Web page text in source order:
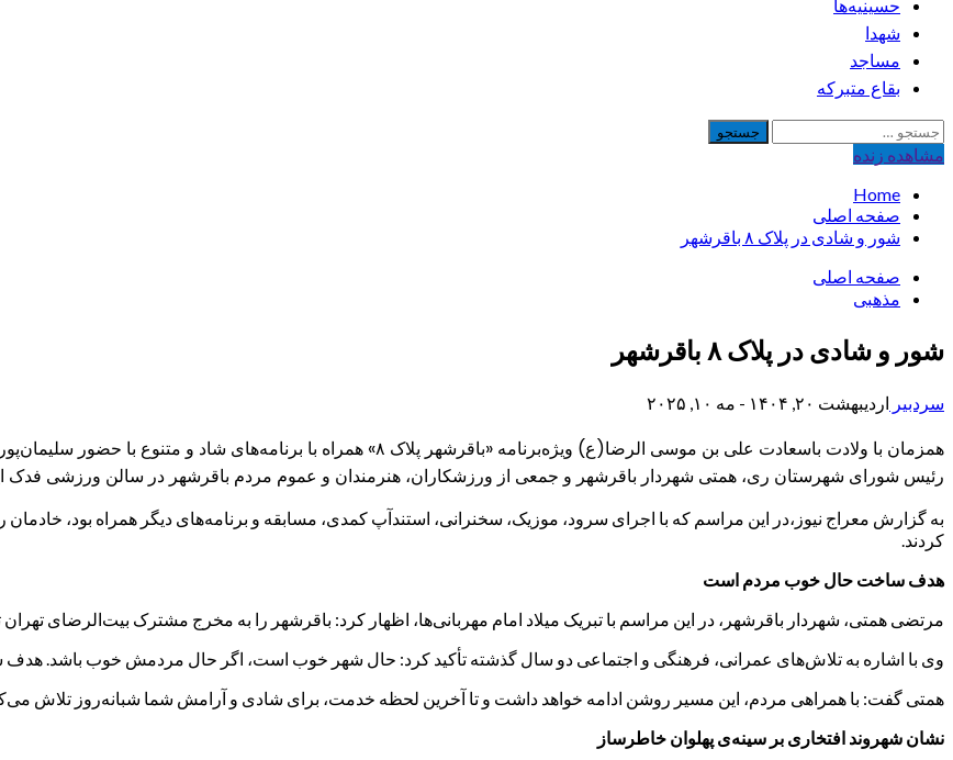
حسینیه‌ها
شهدا
مساجد
بقاع متبرکه
جستجو
برای:
مشاهده‌ زنده
Home
صفحه اصلی
شور و شادی در پلاک ۸ باقرشهر
صفحه اصلی
مذهبی
شور و شادی در پلاک ۸ باقرشهر
سردبیر اردیبهشت ۲۰, ۱۴۰۴ - مه ۱۰, ۲۰۲۵
همزمان با ولادت باسعادت علی بن موسی الرضا(ع) ویژه‌برنامه «باقرشهر پلاک ۸»
رئیس شورای شهرستان ری، همتی شهردار باقرشهر و جمعی از ورزشکاران، هنرمندان و عموم مردم باقرشهر در سالن ورزشی فدک
به گزارش معراج نیوز،در این مراسم که با اجرای سرود، موزیک، سخنرانی، استندآپ کمدی، مسابقه و برنامه‌های دیگر همراه بود،
کردند.
هدف ساخت حال خوب مردم است
مرتضی همتی، شهردار باقرشهر، در این مراسم با تبریک میلاد امام مهربانی‌ها، اظهار کرد: باقرشهر را به مخرج مشترک بیت‌الرضای تهران
وی با اشاره به تلاش‌های عمرانی، فرهنگی و اجتماعی دو سال گذشته تأکید کرد: حال شهر خوب است، اگر حال مردمش خوب باشد.
همتی گفت: با همراهی مردم، این مسیر روشن ادامه خواهد داشت و تا آخرین لحظه خدمت، برای شادی و آرامش شما شبانه‌روز تلاش
نشان شهروند افتخاری بر سینه‌ی پهلوان خاطرساز